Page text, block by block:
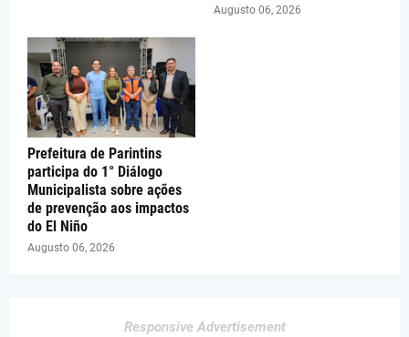
Augusto 06, 2026
Prefeitura de Parintins
participa do 1° Diálogo
Municipalista sobre ações
de prevenção aos impactos
do El Niño
Augusto 06, 2026
Responsive Advertisement